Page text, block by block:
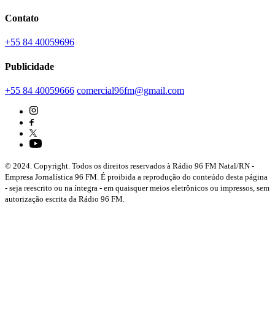
Contato
+55 84 40059696
Publicidade
+55 84 40059666 comercial96fm@gmail.com
© 2024. Copyright. Todos os direitos reservados à Rádio 96 FM Natal/RN -
Empresa Jornalística 96 FM. É proibida a reprodução do conteúdo desta página
- seja reescrito ou na íntegra - em quaisquer meios eletrônicos ou impressos, sem
autorização escrita da Rádio 96 FM.